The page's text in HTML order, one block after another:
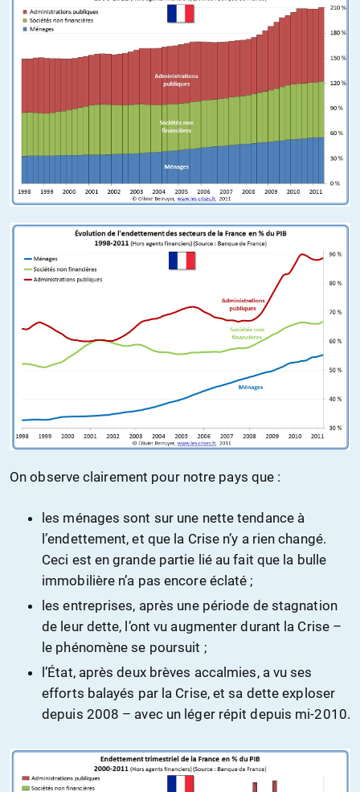
On observe clairement pour notre pays que :
les ménages sont sur une nette tendance à
l’endettement, et que la Crise n’y a rien changé.
Ceci est en grande partie lié au fait que la bulle
immobilière n’a pas encore éclaté ;
les entreprises, après une période de stagnation
de leur dette, l’ont vu augmenter durant la Crise –
le phénomène se poursuit ;
l’État, après deux brèves accalmies, a vu ses
efforts balayés par la Crise, et sa dette exploser
depuis 2008 – avec un léger répit depuis mi-2010.